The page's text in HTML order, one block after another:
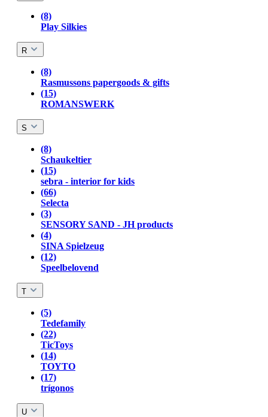
(8)
Play Silkies
R
(8)
Rasmussons papergoods & gifts
(15)
ROMANSWERK
S
(8)
Schaukeltier
(15)
sebra - interior for kids
(66)
Selecta
(3)
SENSORY SAND - JH products
(4)
SINA Spielzeug
(12)
Speelbelovend
T
(5)
Tedefamily
(22)
TicToys
(14)
TOYTO
(17)
trígonos
U